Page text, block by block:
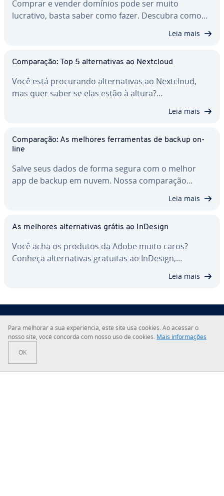
Comprar e vender domínios pode ser muito
lucrativo, basta saber como fazer. Descubra como…
Leia mais
Com­pa­ra­ção: Top 5 al­ter­na­ti­vas ao Nextcloud
Você está pro­cu­rando al­ter­na­ti­vas ao Nextcloud,
mas quer saber se elas estão à altura?…
Leia mais
Com­pa­ra­ção: As melhores fer­ra­men­tas de backup on-
line
Salve seus dados de forma segura com o melhor
app de backup em nuvem. Nossa com­pa­ra­ção…
Leia mais
As melhores al­ter­na­ti­vas grátis ao InDesign
Você acha os produtos da Adobe muito caros?
Conheça al­ter­na­ti­vas gratuitas ao InDesign,…
Leia mais
Sobre a IONOS
Para melhorar a sua ex­pe­ri­ên­cia, este site usa cookies. Ao acessar o
nosso site, você concorda com nosso uso de cookies. Mais in­for­ma­ções
OK